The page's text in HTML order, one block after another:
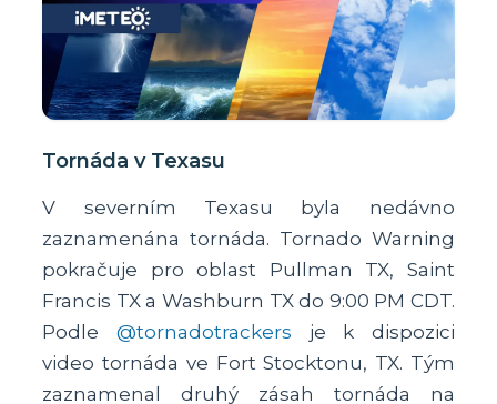
Tornáda v Texasu
V severním Texasu byla nedávno
zaznamenána tornáda. Tornado Warning
pokračuje pro oblast Pullman TX, Saint
Francis TX a Washburn TX do 9:00 PM CDT.
Podle @tornadotrackers je k dispozici
video tornáda ve Fort Stocktonu, TX. Tým
zaznamenal druhý zásah tornáda na